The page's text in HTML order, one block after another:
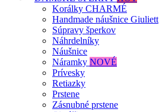
Korálky CHARMÉ
Handmade náušnice Giuliett
Súpravy šperkov
Náhrdelníky
Náušnice
Náramky NOVÉ
Prívesky
Retiazky
Prstene
Zásnubné prstene